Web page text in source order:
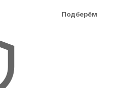
Подберём